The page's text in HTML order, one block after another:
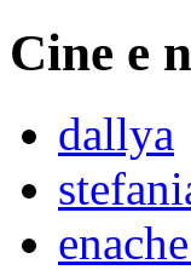
Cine e
dallya